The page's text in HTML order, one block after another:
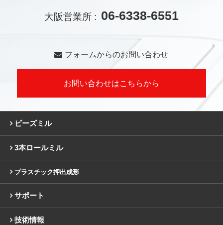
大阪営業所 : 06-6338-6551
フォームからのお問い合わせ
お問い合わせはこちらから
ビーズミル
3本ロールミル
プラスチック押出成形
サポート
技術情報